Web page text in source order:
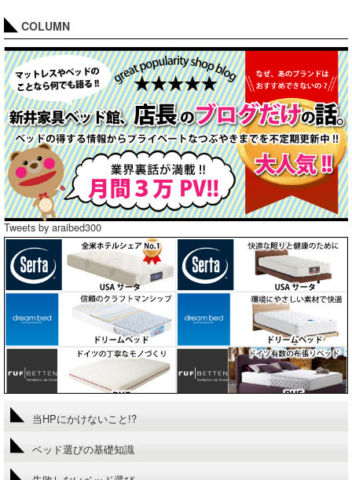
COLUMN
Tweets by araibed300
当HPにかけないこと!?
ベッド選びの基礎知識